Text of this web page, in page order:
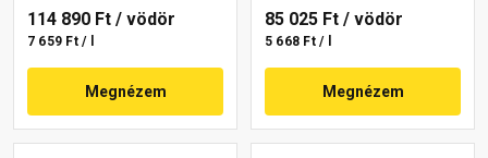
114 890 Ft / vödör
7 659 Ft / l
Megnézem
85 025 Ft / vödör
5 668 Ft / l
Megnézem